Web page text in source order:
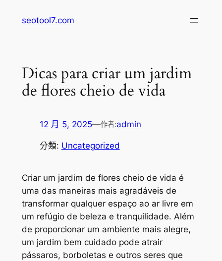
seotool7.com
Dicas para criar um jardim
de flores cheio de vida
12 月 5, 2025—作者:admin
分類: Uncategorized
Criar um jardim de flores cheio de vida é
uma das maneiras mais agradáveis de
transformar qualquer espaço ao ar livre em
um refúgio de beleza e tranquilidade. Além
de proporcionar um ambiente mais alegre,
um jardim bem cuidado pode atrair
pássaros, borboletas e outros seres que